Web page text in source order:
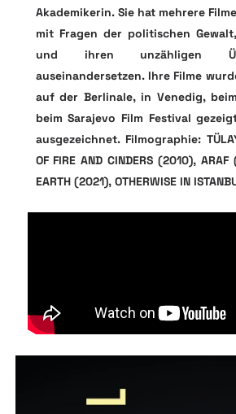
Akademikerin. Sie hat mehrere
mit Fragen der politischen
und ihren unzähligen
auseinandersetzen. Ihre Filme
auf der Berlinale, in Venedig,
beim Sarajevo Film Festival
ausgezeichnet. Filmographie:
OF FIRE AND CINDERS (2010), ARAF
EARTH (2021), OTHERWISE IN